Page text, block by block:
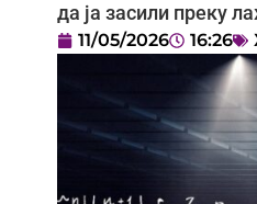
да ја засили преку
11/05/2026 16:26